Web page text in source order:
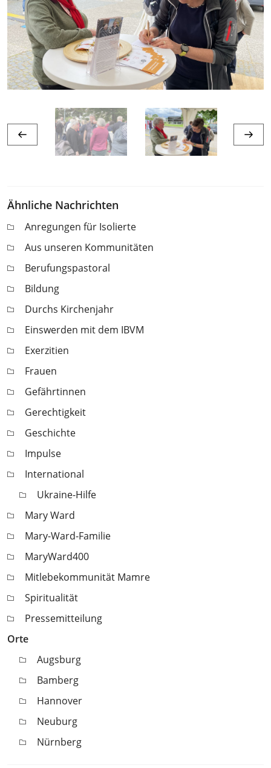
Ähnliche Nachrichten
Anregungen für Isolierte
Aus unseren Kommunitäten
Berufungspastoral
Bildung
Durchs Kirchenjahr
Einswerden mit dem IBVM
Exerzitien
Frauen
Gefährtinnen
Gerechtigkeit
Geschichte
Impulse
International
Ukraine-Hilfe
Mary Ward
Mary-Ward-Familie
MaryWard400
Mitlebekommunität Mamre
Spiritualität
Pressemitteilung
Orte
Augsburg
Bamberg
Hannover
Neuburg
Nürnberg